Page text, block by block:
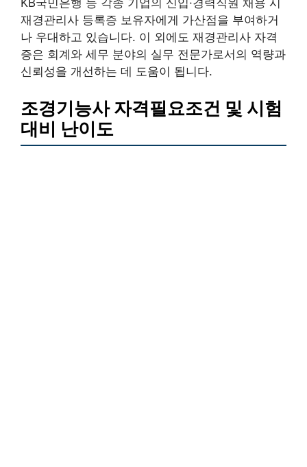
KB국민은행 등 각종 기업의 신입·경력직원 채용 시
재경관리사 등록증 보유자에게 가산점을 부여하거
나 우대하고 있습니다. 이 외에도 재경관리사 자격
증은 회계와 세무 분야의 실무 전문가로서의 역량과
신뢰성을 개선하는 데 도움이 됩니다.
조경기능사 자격필요조건 및 시험
대비 난이도